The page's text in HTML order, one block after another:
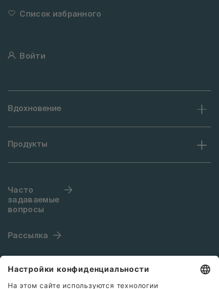
Список избранного
Войти
Вдохновение
Продукты
Часто
задаваемые
вопросы
Рассылка